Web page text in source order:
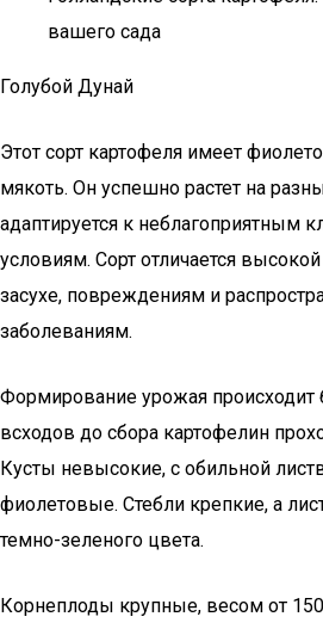
вашего сада
Голубой Дунай
Этот сорт картофеля имеет
мякоть. Он успешно растет на
адаптируется к неблагоприятным
условиям. Сорт отличается
засухе, повреждениям и
заболеваниям.
Формирование урожая происходит
всходов до сбора картофелин
Кусты невысокие, с обильной
фиолетовые. Стебли крепкие, а
темно-зеленого цвета.
Корнеплоды крупные, весом от